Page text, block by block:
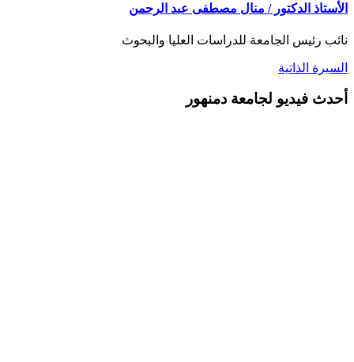
الأستاذ الدكتور / منال مصطفى عبد الرحمن
نائب رئيس الجامعة للدراسات العليا والبحوث
السيرة الذاتية
أحدث فيديو لجامعة دمنهور